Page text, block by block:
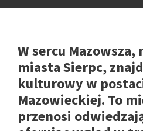
W sercu Mazowsza,
miasta Sierpc,
kulturowy w
Mazowieckiej. To
przenosi